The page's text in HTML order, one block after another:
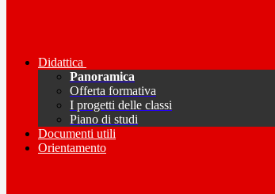
Didattica
Panoramica
Offerta formativa
I progetti delle classi
Piano di studi
Documenti utili
Orientamento